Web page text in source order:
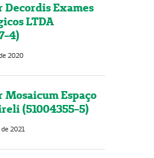
Decordis Exames
LTDA
4)
2020
Mosaicum Espaço
(51004355-5)
2021